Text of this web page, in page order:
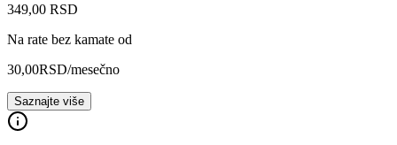
349,00 RSD
Na rate bez kamate od
30,00RSD/mesečno
Saznajte više